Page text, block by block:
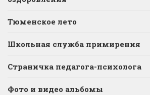
Тюменское лето
Школьная служба примирения
Страничка педагога-психолога
Фото и видео альбомы